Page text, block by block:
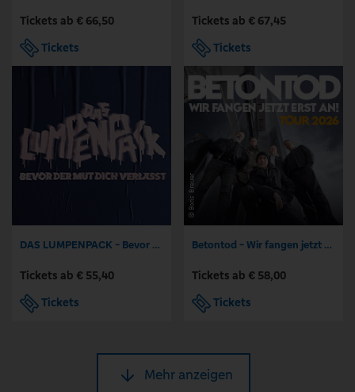
Tickets ab € 66,50
Tickets
Tickets ab € 67,45
Tickets
DAS LUMPENPACK - Bevor der Mut dich verlässt
Tickets ab € 55,40
Tickets
Betontod - Wir fangen jetzt erst an! Tour 2026
Tickets ab € 58,00
Tickets
Mehr anzeigen